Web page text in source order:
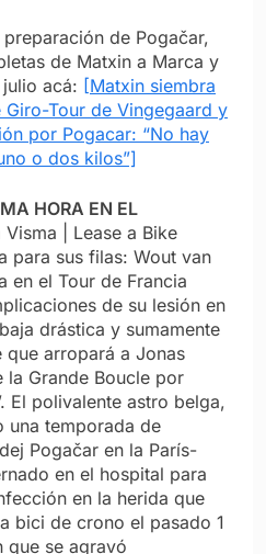
de Pogačar,
de Matxin a Marca y
acá: [Matxin siembra
Tour de Vingegaard y
por Pogacar: “No hay
o dos kilos”]
HORA EN EL
Visma | Lease a Bike
para sus filas: Wout van
en el Tour de Francia
de su lesión en
drástica y sumamente
que arropará a Jonas
la Grande Boucle por
El polivalente astro belga,
una temporada de
Pogačar en la París-
en el hospital para
en la herida que
bici de crono el pasado 1
que se agravó